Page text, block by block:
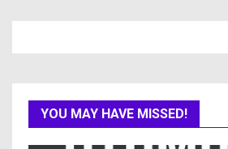
YOU MAY HAVE MISSED!